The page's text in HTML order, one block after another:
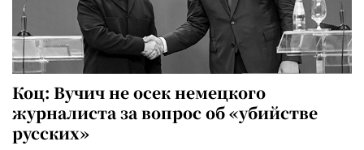
Коц: Вучич не осек немецкого
журналиста за вопрос об «убийстве
русских»